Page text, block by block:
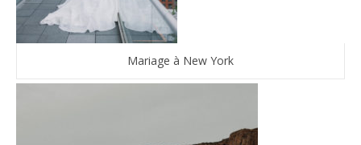
Mariage à New York